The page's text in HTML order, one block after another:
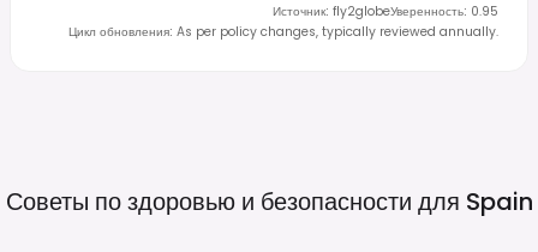
Источник: fly2globeУверенность: 0.95
Цикл обновления: As per policy changes, typically reviewed annually.
Советы по здоровью и безопасности для Spain